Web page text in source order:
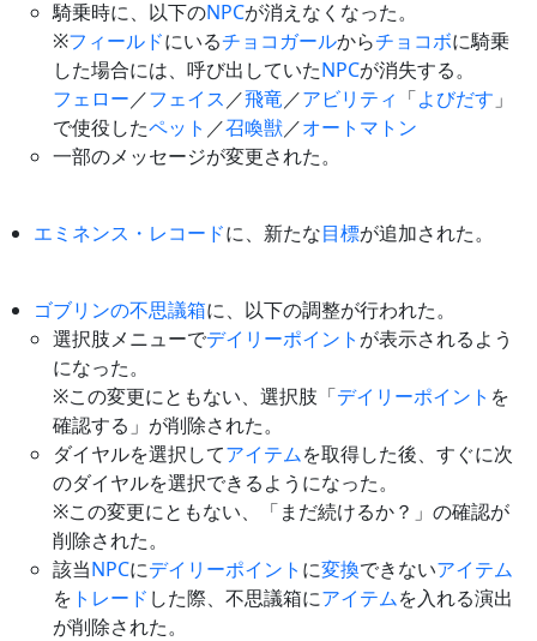
騎乗時に、以下のNPCが消えなくなった。
※フィールドにいるチョコガールからチョコボに騎乗
した場合には、呼び出していたNPCが消失する。
フェロー／フェイス ／飛竜／アビリティ 「よびだす 」
で使役したペット ／召喚獣／オートマトン
一部のメッセージが変更された。
エミネンス・レコードに、新たな目標が追加された。
ゴブリンの不思議箱に、以下の調整が行われた。
選択肢メニューでデイリーポイント が表示されるよう
になった。
※この変更にともない、選択肢「デイリーポイント を
確認する」が削除された。
ダイヤルを選択してアイテムを取得した後、すぐに次
のダイヤルを選択できるようになった。
※この変更にともない、「まだ続けるか？」の確認が
削除された。
該当NPCにデイリーポイント に変換できないアイテム
を トレード した際、不思議箱にアイテムを入れる演出
が削除された。